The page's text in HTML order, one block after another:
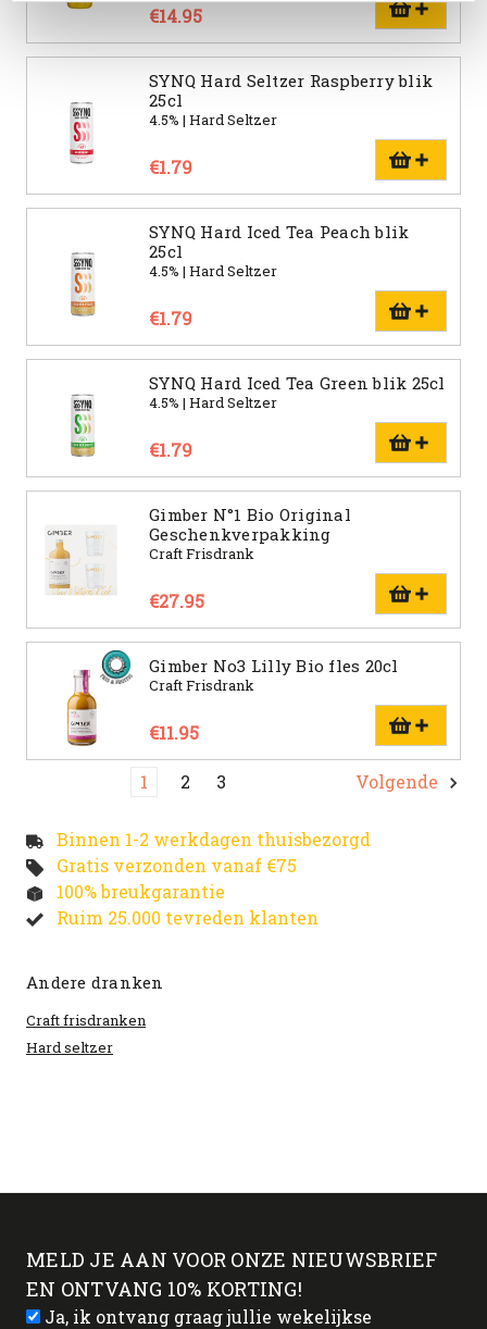
€14.95
SYNQ Hard Seltzer Raspberry blik
25cl
4.5% | Hard Seltzer
€1.79
SYNQ Hard Iced Tea Peach blik
25cl
4.5% | Hard Seltzer
€1.79
SYNQ Hard Iced Tea Green blik 25cl
4.5% | Hard Seltzer
€1.79
Gimber N°1 Bio Original
Geschenkverpakking
Craft Frisdrank
€27.95
Gimber No3 Lilly Bio fles 20cl
Craft Frisdrank
€11.95
1 2 3 Volgende
Binnen 1-2 werkdagen thuisbezorgd
Gratis verzonden vanaf €75
100% breukgarantie
Ruim 25.000 tevreden klanten
Andere dranken
Craft frisdranken
Hard seltzer
MELD JE AAN VOOR ONZE NIEUWSBRIEF
EN ONTVANG 10% KORTING!
Ja, ik ontvang graag jullie wekelijkse